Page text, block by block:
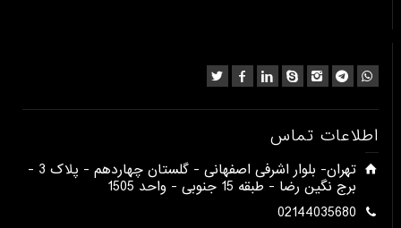
اطلاعات تماس
​تهران- بلوار اشرفی اصفهانی - گلستان چهاردهم - پلاک 3 -
برج نگین رضا - طبقه 15 جنوبی - واحد 1505​
02144035680